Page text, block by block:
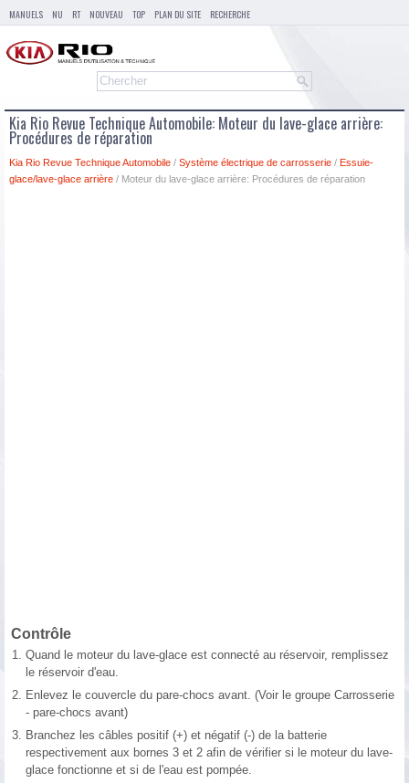
MANUELS NU RT NOUVEAU TOP PLAN DU SITE RECHERCHE
Kia Rio Revue Technique Automobile: Moteur du lave-glace arrière:
Procédures de réparation
Kia Rio Revue Technique Automobile / Système électrique de carrosserie / Essuie-
glace/lave-glace arrière / Moteur du lave-glace arrière: Procédures de réparation
Contrôle
1. Quand le moteur du lave-glace est connecté au réservoir, remplissez
le réservoir d'eau.
2. Enlevez le couvercle du pare-chocs avant. (Voir le groupe Carrosserie
- pare-chocs avant)
3. Branchez les câbles positif (+) et négatif (-) de la batterie
respectivement aux bornes 3 et 2 afin de vérifier si le moteur du lave-
glace fonctionne et si de l'eau est pompée.